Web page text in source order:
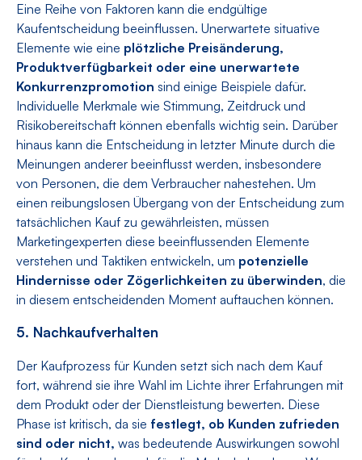
Eine Reihe von Faktoren kann die endgültige
Kaufentscheidung beeinflussen. Unerwartete situative
Elemente wie eine plötzliche Preisänderung,
Produktverfügbarkeit oder eine unerwartete
Konkurrenzpromotion sind einige Beispiele dafür.
Individuelle Merkmale wie Stimmung, Zeitdruck und
Risikobereitschaft können ebenfalls wichtig sein. Darüber
hinaus kann die Entscheidung in letzter Minute durch die
Meinungen anderer beeinflusst werden, insbesondere
von Personen, die dem Verbraucher nahestehen. Um
einen reibungslosen Übergang von der Entscheidung zum
tatsächlichen Kauf zu gewährleisten, müssen
Marketingexperten diese beeinflussenden Elemente
verstehen und Taktiken entwickeln, um potenzielle
Hindernisse oder Zögerlichkeiten zu überwinden, die
in diesem entscheidenden Moment auftauchen können.
5. Nachkaufverhalten
Der Kaufprozess für Kunden setzt sich nach dem Kauf
fort, während sie ihre Wahl im Lichte ihrer Erfahrungen mit
dem Produkt oder der Dienstleistung bewerten. Diese
Phase ist kritisch, da sie festlegt, ob Kunden zufrieden
sind oder nicht, was bedeutende Auswirkungen sowohl